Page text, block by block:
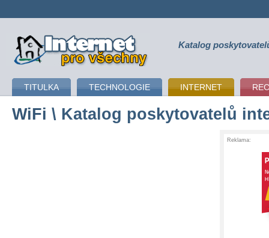
připojení k internetu Katalog
TITULKA TECHNOLOGIE INTERNET
WiFi \ Katalog poskytovatelů
Reklama: